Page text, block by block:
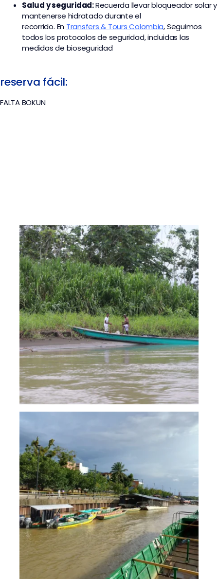
Salud y seguridad:Recuerda llevar bloqueador solar y
mantenerse hidratado durante el
recorrido. En Transfers & Tours Colombia,Seguimos
todos los protocolos de seguridad, incluidas las
medidas de bioseguridad
reserva fácil:
FALTA BOKUN